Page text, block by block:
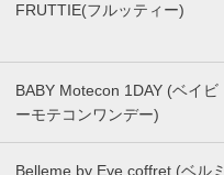
FRUTTIE(フルッティー)
BABY Motecon 1DAY (ベイビ
ーモテコンワンデー)
Belleme by Eye coffret (ベルミ